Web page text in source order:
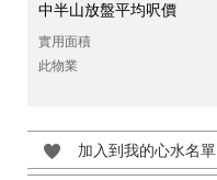
中半山放盤平均呎價
實用面積
此物業
加入到我的心水名單